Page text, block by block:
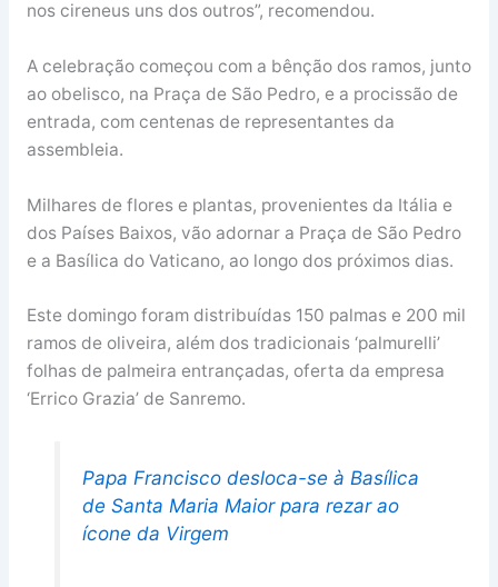
nos cireneus uns dos outros”, recomendou.
A celebração começou com a bênção dos ramos, junto
ao obelisco, na Praça de São Pedro, e a procissão de
entrada, com centenas de representantes da
assembleia.
Milhares de flores e plantas, provenientes da Itália e
dos Países Baixos, vão adornar a Praça de São Pedro
e a Basílica do Vaticano, ao longo dos próximos dias.
Este domingo foram distribuídas 150 palmas e 200 mil
ramos de oliveira, além dos tradicionais ‘palmurelli’
folhas de palmeira entrançadas, oferta da empresa
‘Errico Grazia’ de Sanremo.
Papa Francisco desloca-se à Basílica
de Santa Maria Maior para rezar ao
ícone da Virgem